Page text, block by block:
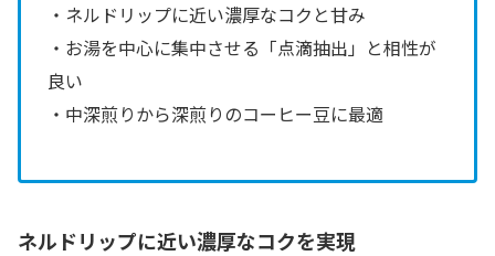
・ネルドリップに近い濃厚なコクと甘み
・お湯を中心に集中させる「点滴抽出」と相性が
良い
・中深煎りから深煎りのコーヒー豆に最適
ネルドリップに近い濃厚なコクを実現